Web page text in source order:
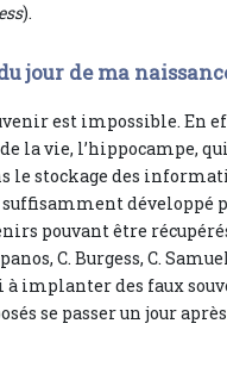
).
jour de ma
est impossible. En
la vie, l’hippocampe,
le stockage des
suffisamment développé
pouvant être
C. Burgess, C.
à implanter des faux
se passer un jour